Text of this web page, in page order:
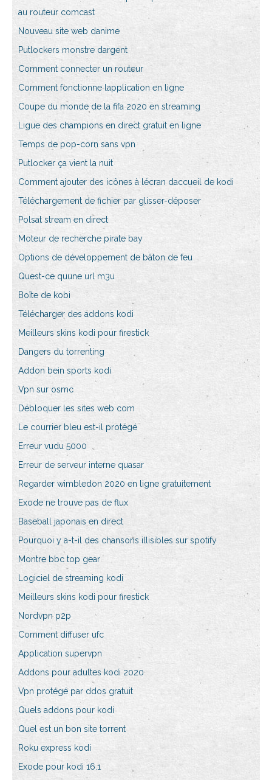
au routeur comcast
Nouveau site web danime
Putlockers monstre dargent
Comment connecter un routeur
Comment fonctionne lapplication en ligne
Coupe du monde de la fifa 2020 en streaming
Ligue des champions en direct gratuit en ligne
Temps de pop-corn sans vpn
Putlocker ça vient la nuit
Comment ajouter des icônes à lécran daccueil de kodi
Téléchargement de fichier par glisser-déposer
Polsat stream en direct
Moteur de recherche pirate bay
Options de développement de bâton de feu
Quest-ce quune url m3u
Boîte de kobi
Télécharger des addons kodi
Meilleurs skins kodi pour firestick
Dangers du torrenting
Addon bein sports kodi
Vpn sur osmc
Débloquer les sites web com
Le courrier bleu est-il protégé
Erreur vudu 5000
Erreur de serveur interne quasar
Regarder wimbledon 2020 en ligne gratuitement
Exode ne trouve pas de flux
Baseball japonais en direct
Pourquoi y a-t-il des chansons illisibles sur spotify
Montre bbc top gear
Logiciel de streaming kodi
Meilleurs skins kodi pour firestick
Nordvpn p2p
Comment diffuser ufc
Application supervpn
Addons pour adultes kodi 2020
Vpn protégé par ddos ​​gratuit
Quels addons pour kodi
Quel est un bon site torrent
Roku express kodi
Exode pour kodi 16.1